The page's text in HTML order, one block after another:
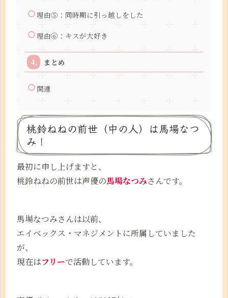
理由⑤：同時期に引っ越しをした
理由⑥：キスが大好き
まとめ
関連
桃鈴ねねの前世（中の人）は馬場なつ
み！
最初に申し上げますと、
桃鈴ねねの前世は声優の馬場なつみさんです。
馬場なつみさんは以前、
エイベックス・マネジメントに所属していました
が、
現在はフリーで活動しています。